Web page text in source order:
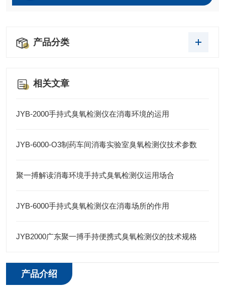
产品分类
相关文章
JYB-2000手持式臭氧检测仪在消毒环境的运用
JYB-6000-O3制药车间消毒实验室臭氧检测仪技术参数
聚一搏解读消毒环境手持式臭氧检测仪运用场合
JYB-6000手持式臭氧检测仪在消毒场所的作用
JYB2000广东聚一搏手持便携式臭氧检测仪的技术规格
产品介绍